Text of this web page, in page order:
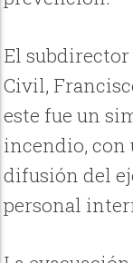
El
Civil,
este fue un
incendio, con
difusión del
personal